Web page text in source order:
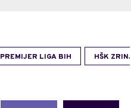
PREMIJER LIGA BIH HŠK